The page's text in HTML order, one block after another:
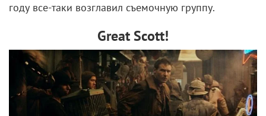
году все-таки возглавил съемочную группу.
Great Scott!